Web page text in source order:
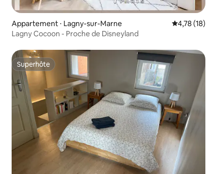
Appartement ⋅ Lagny-sur-Marne Évaluation
4,78 (18)
Lagny Cocoon - Proche de Disneyland
Superhôte
Superhôte